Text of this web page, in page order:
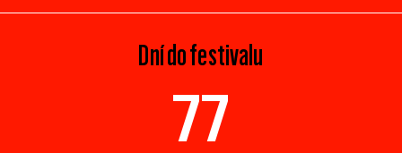
Dní do festivalu
77